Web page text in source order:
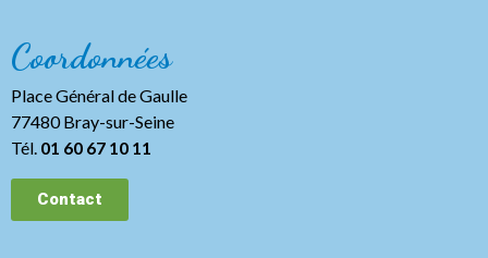
Coordonnées
Place Général de Gaulle
77480 Bray-sur-Seine
Tél. 01 60 67 10 11
Contact